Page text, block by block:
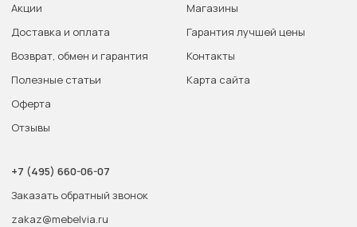
Акции
Доставка и оплата
Возврат, обмен и гарантия
Полезные статьи
Оферта
Отзывы
Магазины
Гарантия лучшей цены
Контакты
Карта сайта
+7 (495) 660-06-07
Заказать обратный звонок
zakaz@mebelvia.ru